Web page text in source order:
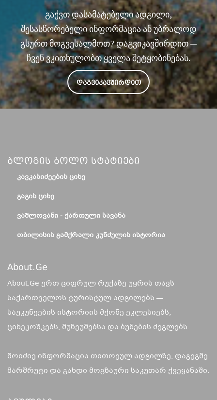
გაქვთ დასამატებელი ადგილი,
შესასწორებელი ინფორმაცია ან უბრალოდ
გსურთ მოგვესალმოთ? დაგვიკავშირდით —
ჩვენ ვკითხულობთ ყველა შეტყობინებას.
ᲓᲐᲒᲕᲘᲙᲐᲕᲨᲘᲠᲓᲘᲗ
Ბლოგის Ბოლო Სტატიები
ᲙᲐᲕᲙᲐᲡᲘᲫᲔᲔᲑᲘᲡ ᲪᲘᲮᲔ
ᲒᲐᲒᲘᲡ ᲪᲘᲮᲔ
ᲕᲐᲨᲚᲝᲕᲐᲜᲘ - ᲥᲐᲠᲗᲣᲚᲘ ᲡᲐᲕᲐᲜᲐ
ᲗᲑᲘᲚᲘᲡᲘᲡ ᲒᲐᲛᲥᲠᲐᲚᲘ ᲙᲣᲜᲫᲣᲚᲘᲡ ᲘᲡᲢᲝᲠᲘᲐ
About.ge
About.Ge ერთ ციფრულ რუქაზე უყრის თავს
საქართველოს ტურისტულ ადგილებს —
საუკუნეების ისტორიის მქონე ეკლესიებს,
ციხეკოშკებს, მუზეუმებსა და ბუნების ძეგლებს.
მოიძიე ინფორმაცია თითოეულ ადგილზე, დაგეგმე
მარშრუტი და გახდი მოგზაური საკუთარ ქვეყანაში.